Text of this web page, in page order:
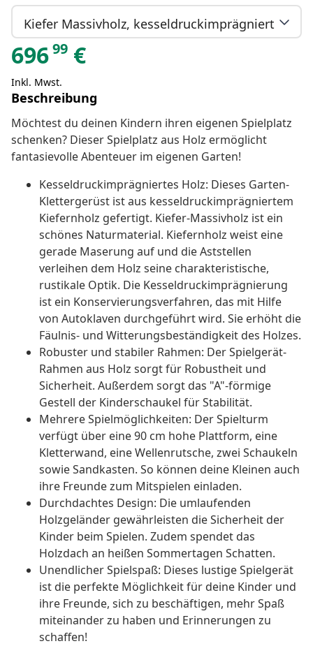
Kiefer Massivholz, kesseldruckimprägniert
69699 €
Inkl. Mwst.
Beschreibung
Möchtest du deinen Kindern ihren eigenen Spielplatz
schenken? Dieser Spielplatz aus Holz ermöglicht
fantasievolle Abenteuer im eigenen Garten!
Kesseldruckimprägniertes Holz: Dieses Garten-
Klettergerüst ist aus kesseldruckimprägniertem
Kiefernholz gefertigt. Kiefer-Massivholz ist ein
schönes Naturmaterial. Kiefernholz weist eine
gerade Maserung auf und die Aststellen
verleihen dem Holz seine charakteristische,
rustikale Optik. Die Kesseldruckimprägnierung
ist ein Konservierungsverfahren, das mit Hilfe
von Autoklaven durchgeführt wird. Sie erhöht die
Fäulnis- und Witterungsbeständigkeit des Holzes.
Robuster und stabiler Rahmen: Der Spielgerät-
Rahmen aus Holz sorgt für Robustheit und
Sicherheit. Außerdem sorgt das "A"-förmige
Gestell der Kinderschaukel für Stabilität.
Mehrere Spielmöglichkeiten: Der Spielturm
verfügt über eine 90 cm hohe Plattform, eine
Kletterwand, eine Wellenrutsche, zwei Schaukeln
sowie Sandkasten. So können deine Kleinen auch
ihre Freunde zum Mitspielen einladen.
Durchdachtes Design: Die umlaufenden
Holzgeländer gewährleisten die Sicherheit der
Kinder beim Spielen. Zudem spendet das
Holzdach an heißen Sommertagen Schatten.
Unendlicher Spielspaß: Dieses lustige Spielgerät
ist die perfekte Möglichkeit für deine Kinder und
ihre Freunde, sich zu beschäftigen, mehr Spaß
miteinander zu haben und Erinnerungen zu
schaffen!